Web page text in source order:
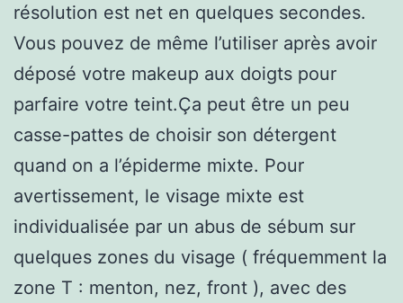
résolution est net en quelques secondes.
Vous pouvez de même l’utiliser après avoir
déposé votre makeup aux doigts pour
parfaire votre teint.Ça peut être un peu
casse-pattes de choisir son détergent
quand on a l’épiderme mixte. Pour
avertissement, le visage mixte est
individualisée par un abus de sébum sur
quelques zones du visage ( fréquemment la
zone T : menton, nez, front ), avec des